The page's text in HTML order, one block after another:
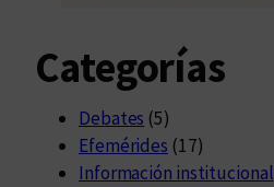
Categorías
Debates (5)
Efemérides (17)
Información institucional